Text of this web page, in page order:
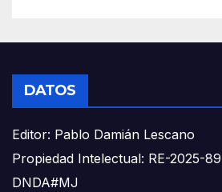
DATOS
Editor: Pablo Damián Lescano
Propiedad Intelectual: RE-2025-
DNDA#MJ